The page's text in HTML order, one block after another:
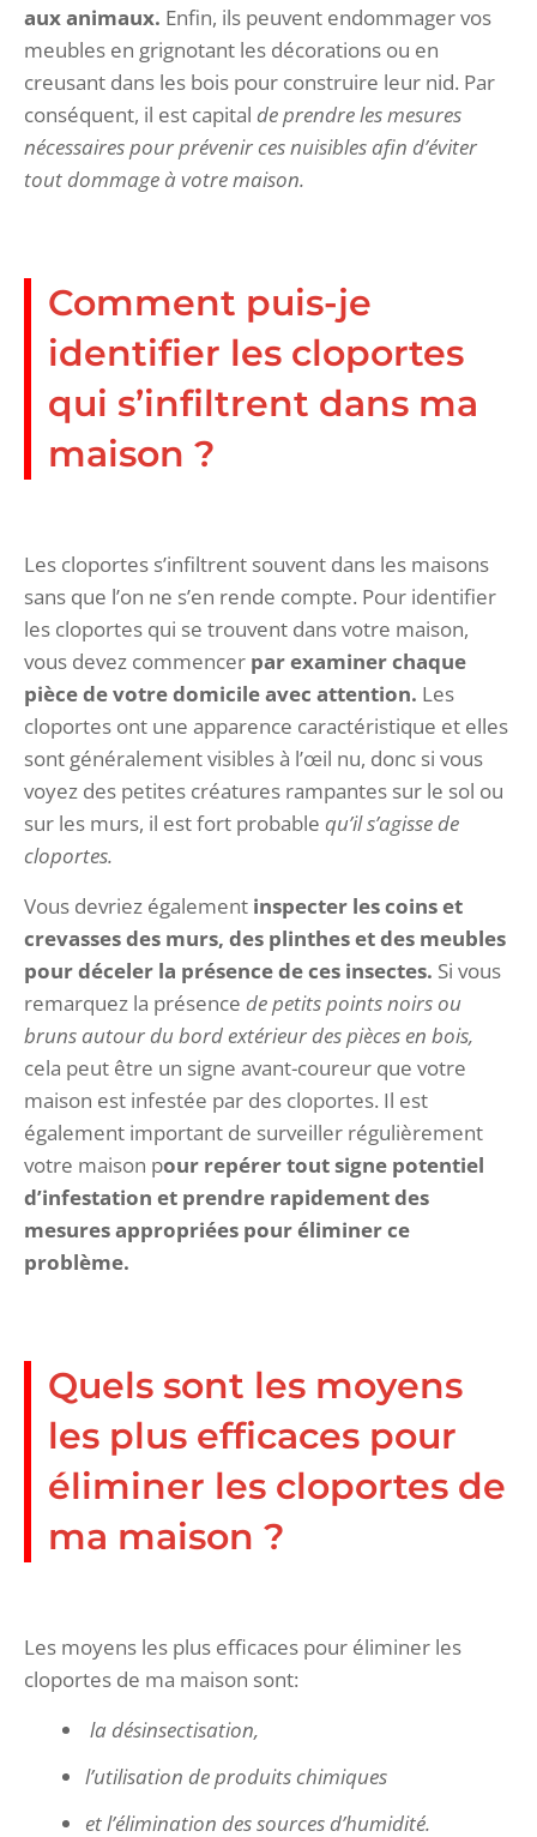
aux animaux. Enfin, ils peuvent endommager vos
meubles en grignotant les décorations ou en
creusant dans les bois pour construire leur nid. Par
conséquent, il est capital de prendre les mesures
nécessaires pour prévenir ces nuisibles afin d’éviter
tout dommage à votre maison.
Comment puis-je
identifier les cloportes
qui s’infiltrent dans ma
maison ?
Les cloportes s’infiltrent souvent dans les maisons
sans que l’on ne s’en rende compte. Pour identifier
les cloportes qui se trouvent dans votre maison,
vous devez commencer par examiner chaque
pièce de votre domicile avec attention. Les
cloportes ont une apparence caractéristique et elles
sont généralement visibles à l’œil nu, donc si vous
voyez des petites créatures rampantes sur le sol ou
sur les murs, il est fort probable qu’il s’agisse de
cloportes.
Vous devriez également inspecter les coins et
crevasses des murs, des plinthes et des meubles
pour déceler la présence de ces insectes. Si vous
remarquez la présence de petits points noirs ou
bruns autour du bord extérieur des pièces en bois,
cela peut être un signe avant-coureur que votre
maison est infestée par des cloportes. Il est
également important de surveiller régulièrement
votre maison pour repérer tout signe potentiel
d’infestation et prendre rapidement des
mesures appropriées pour éliminer ce
problème.
Quels sont les moyens
les plus efficaces pour
éliminer les cloportes de
ma maison ?
Les moyens les plus efficaces pour éliminer les
cloportes de ma maison sont:
la désinsectisation,
l’utilisation de produits chimiques
et l’élimination des sources d’humidité.